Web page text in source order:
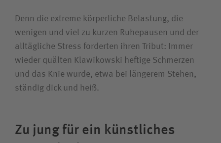
Denn die extreme körperliche Belastung, die
wenigen und viel zu kurzen Ruhepausen und der
alltägliche Stress forderten ihren Tribut: Immer
wieder quälten Klawikowski heftige Schmerzen
und das Knie wurde, etwa bei längerem Stehen,
ständig dick und heiß.
Zu jung für ein künstliches